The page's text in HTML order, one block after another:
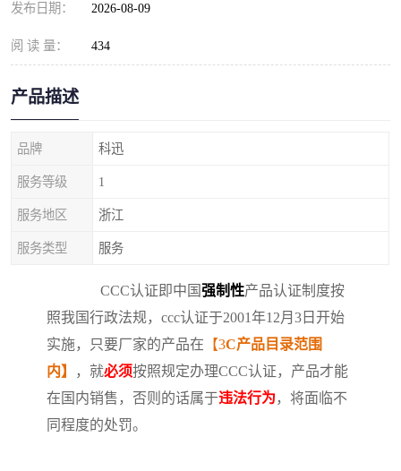
发布日期： 2026-08-09
阅 读 量： 434
产品描述
品牌 科迅
服务等级 1
服务地区 浙江
服务类型 服务
CCC认证即中国强制性产品认证制度按
照我国行政法规，ccc认证于2001年12月3日开始
实施，只要厂家的产品在 【3C产品目录范围
内】 ，就必须按照规定办理CCC认证，产品才能
在国内销售，否则的话属于违法行为 ，将面临不
同程度的处罚。